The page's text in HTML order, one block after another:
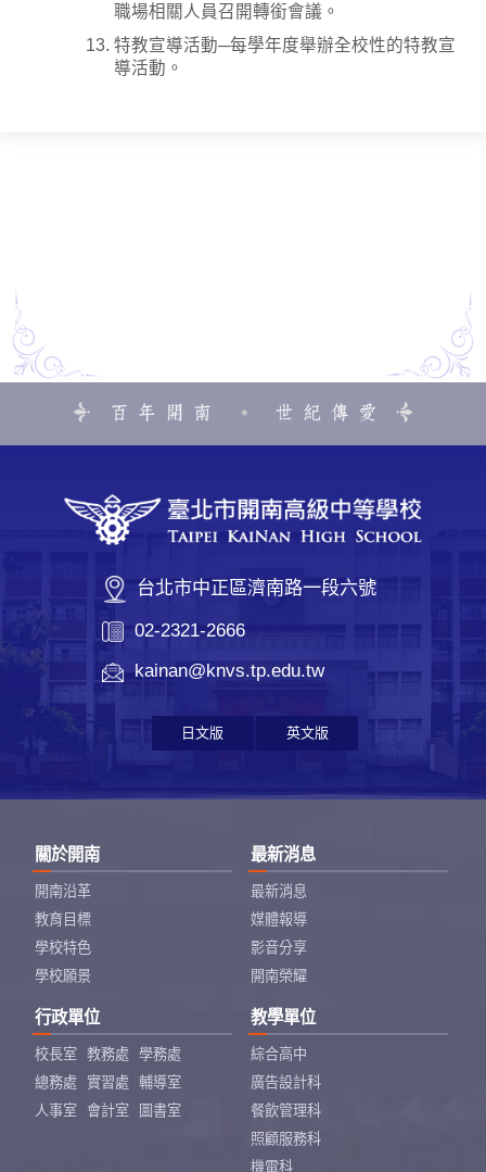
職場相關人員召開轉銜會議。
特教宣導活動─每學年度舉辦全校性的特教宣
導活動。
台北市中正區濟南路一段六號
02-2321-2666
kainan@knvs.tp.edu.tw
日文版 英文版
關於開南
開南沿革
教育目標
學校特色
學校願景
最新消息
最新消息
媒體報導
影音分享
開南榮耀
行政單位
校長室 教務處
學務處
總務處
實習處
輔導室
人事室
會計室 圖書室
教學單位
綜合高中
廣告設計科
餐飲管理科
照顧服務科
機電科